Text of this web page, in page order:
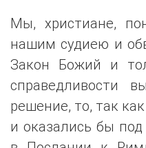
Мы, христиане,
нашим судиею и
Закон Божий и
справедливости
решение, то, так
и оказались бы